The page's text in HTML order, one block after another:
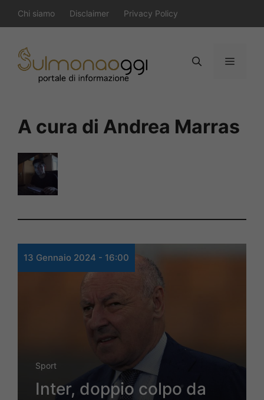
al
contenuto
Chi siamo Disclaimer Privacy Policy
Menu
A cura di Andrea Marras
13 Gennaio 2024 - 16:00
Sport
Inter, doppio colpo da